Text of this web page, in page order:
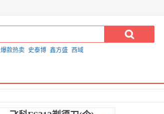
爆款热卖 史泰博 鑫方盛 西域